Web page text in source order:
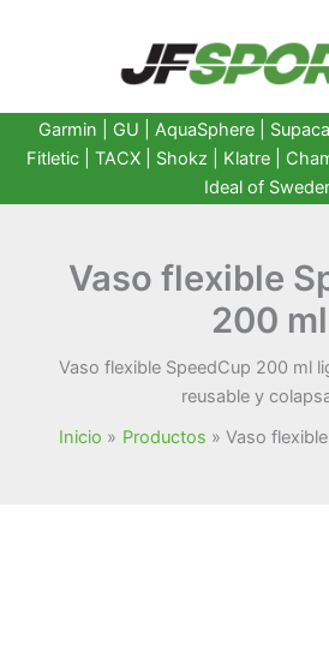
Garmin GU AquaSphere|
Fitletic
TACX Shokz Klatre
Ideal of
Vaso flexible
200 ml
Vaso flexible SpeedCup 200 ml
reusable y
Inicio
Productos Vaso